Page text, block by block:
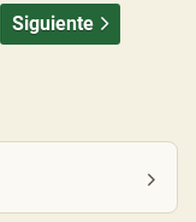
Siguiente